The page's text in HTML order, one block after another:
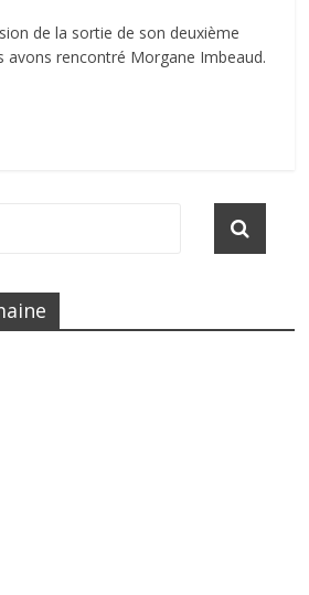
de la sortie de son deuxième
avons rencontré Morgane Imbeaud.